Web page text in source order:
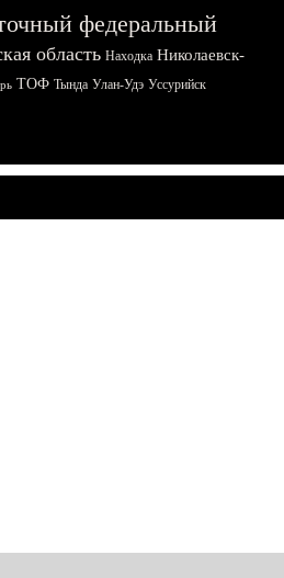
федеральный
область Находка Николаевск-
ТОФ Тында Улан-Удэ Уссурийск